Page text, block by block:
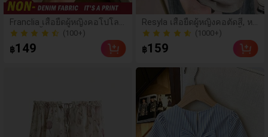
Franclia เสื้อยืดผู้หญิงคอโปโลค
อวีแขนสั้นทรงเข้ารูปต่อผ้าเดนิ
มเทียม สีดำ สไตล์ลำลองพื้นฐาน
(100+)
60+ ขายแล้ว
60+ ขายแล้ว
฿149
Resyla เสื้อยืดผู้หญิงคอตัดสี, หล
ากสี, ลายพิมพ์แมวน่ารัก, เสื้อสำ
หรับออกไปเที่ยวฤดูร้อน, ดีไซน์
กราฟิก, ความรู้สึกพรีเมียม, ลำล
วัน, กลางแจ้ง, ช้อปปิ้ง, การเดิน
(1000+)
100+ ขายแล้ว
100+ ขายแล้ว
฿159